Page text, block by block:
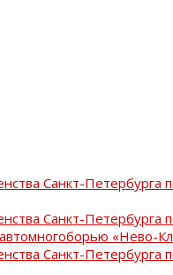
Санкт-Петербурга
Санкт-Петербурга
«Нево-
Санкт-Петербурга